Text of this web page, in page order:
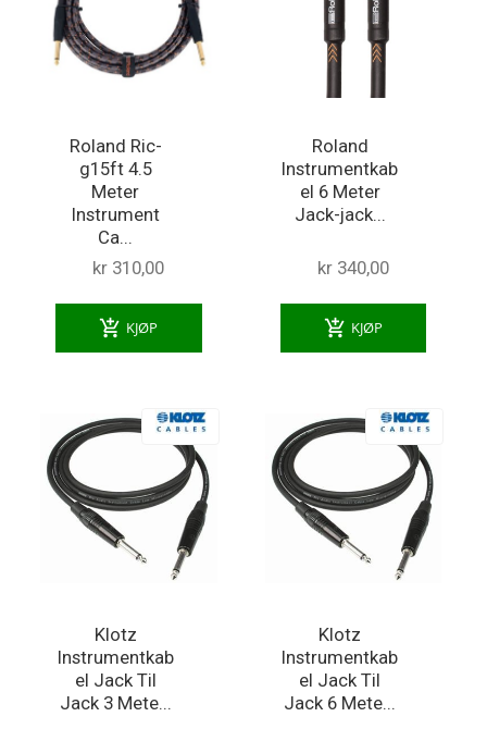
Roland Ric-
g15ft 4.5
Meter
Instrument
Ca...
kr 310,00
add_shopping_cart KJØP
Roland
Instrumentkab
el 6 Meter
Jack-jack...
kr 340,00
add_shopping_cart KJØP
Klotz
Instrumentkab
el Jack Til
Jack 3 Mete...
Klotz
Instrumentkab
el Jack Til
Jack 6 Mete...